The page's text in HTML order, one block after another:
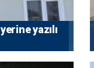
yazılı